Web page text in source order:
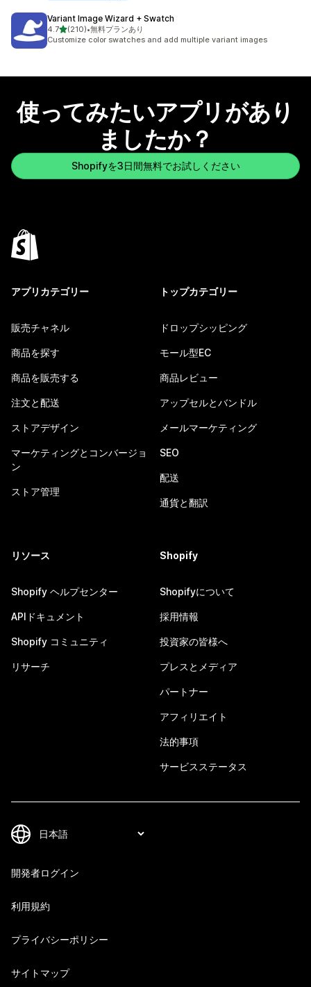
Variant Image Wizard + Swatch
4.75つ星中
(210)
合計レビュー数：210件
•無料プランあり
Customize color swatches and add multiple variant images
使ってみたいアプリがあり
ましたか？
Shopifyを3日間無料でお試しください
アプリカテゴリー
販売チャネル
商品を探す
商品を販売する
注文と配送
ストアデザイン
マーケティングとコンバージョ
ン
ストア管理
トップカテゴリー
ドロップシッピング
モール型EC
商品レビュー
アップセルとバンドル
メールマーケティング
SEO
配送
通貨と翻訳
リソース
Shopify ヘルプセンター
APIドキュメント
Shopify コミュニティ
リサーチ
Shopify
Shopifyについて
採用情報
投資家の皆様へ
プレスとメディア
パートナー
アフィリエイト
法的事項
サービスステータス
開発者ログイン
利用規約
プライバシーポリシー
サイトマップ